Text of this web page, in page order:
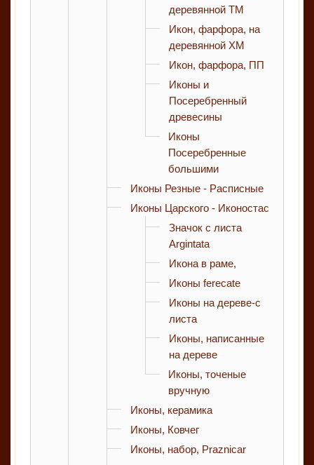
деревянной ТМ
Икон, фарфора, на
деревянной ХМ
Икон, фарфора, ПП
Иконы и
Посеребренный
древесины
Иконы
Посеребренные
большими
Иконы Резные - Расписные
Иконы Царского - Иконостас
Значок с листа
Argintata
Икона в раме,
Иконы ferecate
Иконы на дереве-с
листа
Иконы, написанные
на дереве
Иконы, точеные
вручную
Иконы, керамика
Иконы, Ковчег
Иконы, набор, Praznicar